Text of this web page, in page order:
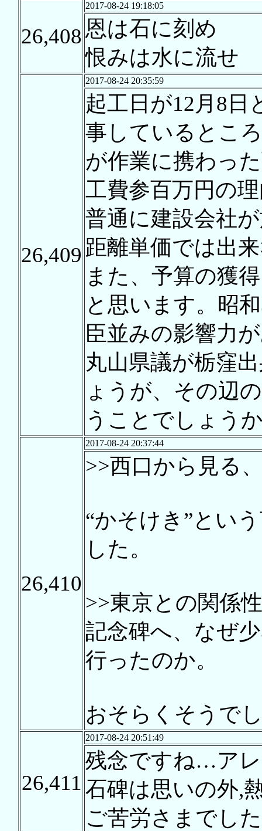
26,408
2017-08-24 19:18:05
恩は石に刻め
恨みは水に流せ
26,409
2017-08-24 20:35:59
起工日が12月8日
事しているとこ
が作業に携わっ
工費参百万円の
普通に建設会社
距離単価では出
また、予算の獲
と思います。昭
臣並みの影響力
丸山県議が栃窪
ょうが、その辺
うことでしょう
26,410
2017-08-24 20:37:44
>>西口から見る
“かそけき”とい
した。
>>東京との関係
記念碑へ、なぜ
行ったのか。
おそらくそうで
26,411
2017-08-24 20:51:49
残念ですね…ア
石碑は思いの外,
ご苦労さまでし